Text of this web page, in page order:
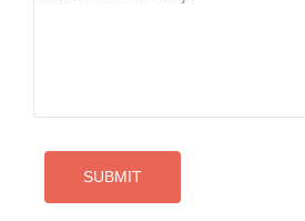
SUBMIT